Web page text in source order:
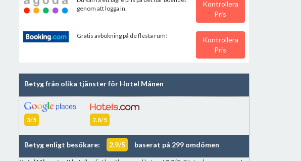
genom att logga in.
Kontrollera
Pris
Gratis avbokning på de flesta rum!
Kontrollera
Pris
Betyg från olika tjänster för Hotel Månen
3/5 2.8/5
Betyg enligt besökare: 2.9/5 baserat på 299 omdömen